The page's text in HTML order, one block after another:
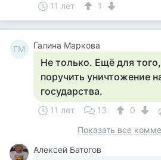
11 лет 1
ГМ Галина Маркова
Не только. Ещё для
поручить уничтожение
государства.
11 лет 13
0
Показать все
Алексей Батогов